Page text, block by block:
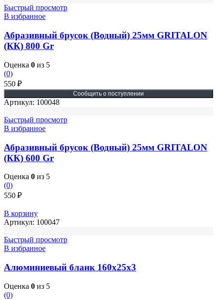
Быстрый просмотр
В избранное
Абразивный брусок (Водный) 25мм GRITALON
(КК) 800 Gr
Оценка 0 из 5
(0)
550 ₽
Артикул: 100048
Быстрый просмотр
В избранное
Абразивный брусок (Водный) 25мм GRITALON
(КК) 600 Gr
Оценка 0 из 5
(0)
550 ₽
В корзину
Артикул: 100047
Быстрый просмотр
В избранное
Алюминиевый бланк 160х25х3
Оценка 0 из 5
(0)